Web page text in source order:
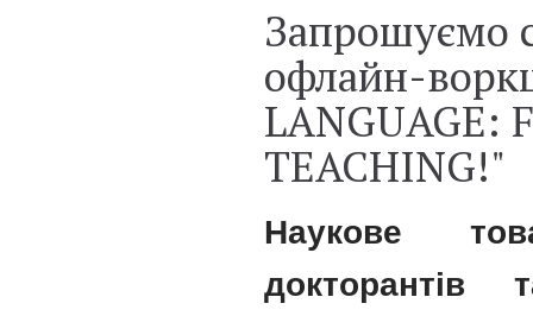
Запрошуємо
офлайн-
LANGUAGE:
TEACHING!"
​Наукове